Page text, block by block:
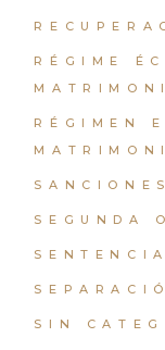
RÉGIME
RÉGIMEN
SEGUNDA
SIN